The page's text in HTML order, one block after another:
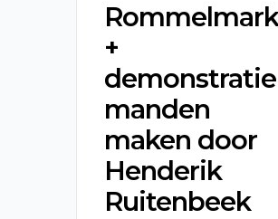
+
demonstratie
manden
maken door
Henderik
Ruitenbeek